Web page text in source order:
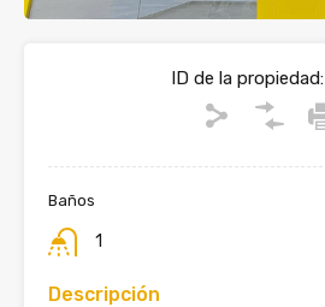
ID de la propiedad:
Baños
1
Descripción